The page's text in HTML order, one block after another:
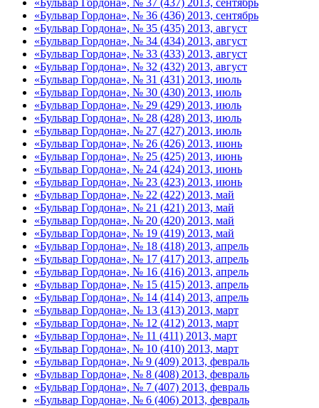
«Бульвар Гордона», № 37 (437) 2013, сентябрь
«Бульвар Гордона», № 36 (436) 2013, сентябрь
«Бульвар Гордона», № 35 (435) 2013, август
«Бульвар Гордона», № 34 (434) 2013, август
«Бульвар Гордона», № 33 (433) 2013, август
«Бульвар Гордона», № 32 (432) 2013, август
«Бульвар Гордона», № 31 (431) 2013, июль
«Бульвар Гордона», № 30 (430) 2013, июль
«Бульвар Гордона», № 29 (429) 2013, июль
«Бульвар Гордона», № 28 (428) 2013, июль
«Бульвар Гордона», № 27 (427) 2013, июль
«Бульвар Гордона», № 26 (426) 2013, июнь
«Бульвар Гордона», № 25 (425) 2013, июнь
«Бульвар Гордона», № 24 (424) 2013, июнь
«Бульвар Гордона», № 23 (423) 2013, июнь
«Бульвар Гордона», № 22 (422) 2013, май
«Бульвар Гордона», № 21 (421) 2013, май
«Бульвар Гордона», № 20 (420) 2013, май
«Бульвар Гордона», № 19 (419) 2013, май
«Бульвар Гордона», № 18 (418) 2013, апрель
«Бульвар Гордона», № 17 (417) 2013, апрель
«Бульвар Гордона», № 16 (416) 2013, апрель
«Бульвар Гордона», № 15 (415) 2013, апрель
«Бульвар Гордона», № 14 (414) 2013, апрель
«Бульвар Гордона», № 13 (413) 2013, март
«Бульвар Гордона», № 12 (412) 2013, март
«Бульвар Гордона», № 11 (411) 2013, март
«Бульвар Гордона», № 10 (410) 2013, март
«Бульвар Гордона», № 9 (409) 2013, февраль
«Бульвар Гордона», № 8 (408) 2013, февраль
«Бульвар Гордона», № 7 (407) 2013, февраль
«Бульвар Гордона», № 6 (406) 2013, февраль